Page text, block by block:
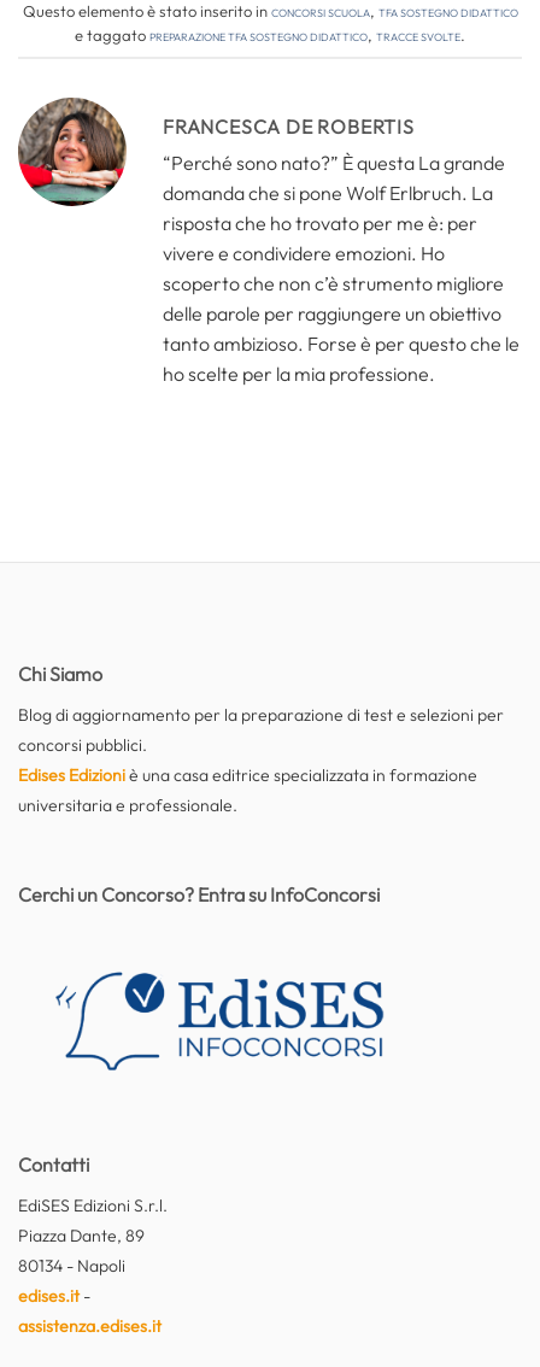
Questo elemento è stato inserito inConcorsi Scuola, TFA Sostegno Didattico
e taggatopreparazione tfa sostegno didattico, tracce svolte.
FRANCESCA DE ROBERTIS
“Perché sono nato?” È questa La grande
domanda che si pone Wolf Erlbruch. La
risposta che ho trovato per me è: per
vivere e condividere emozioni. Ho
scoperto che non c’è strumento migliore
delle parole per raggiungere un obiettivo
tanto ambizioso. Forse è per questo che le
ho scelte per la mia professione.
Chi Siamo
Blog di aggiornamento per la preparazione di test e selezioni per
concorsi pubblici.
Edises Edizioniè una casa editrice specializzata in formazione
universitaria e professionale.
Contatti
EdiSES Edizioni S.r.l.
Piazza Dante, 89
80134 - Napoli
edises.it-
assistenza.edises.it
Cerchi un Concorso? Entra su InfoConcorsi